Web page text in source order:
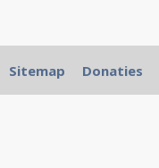
Sitemap Donaties